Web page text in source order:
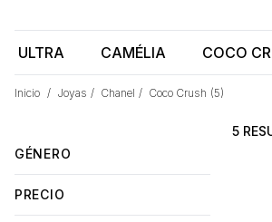
Inicio / Joyas / Chanel / Coco Crush (5)
ULTRA CAMÉLIA COCO
5
GÉNERO
PRECIO